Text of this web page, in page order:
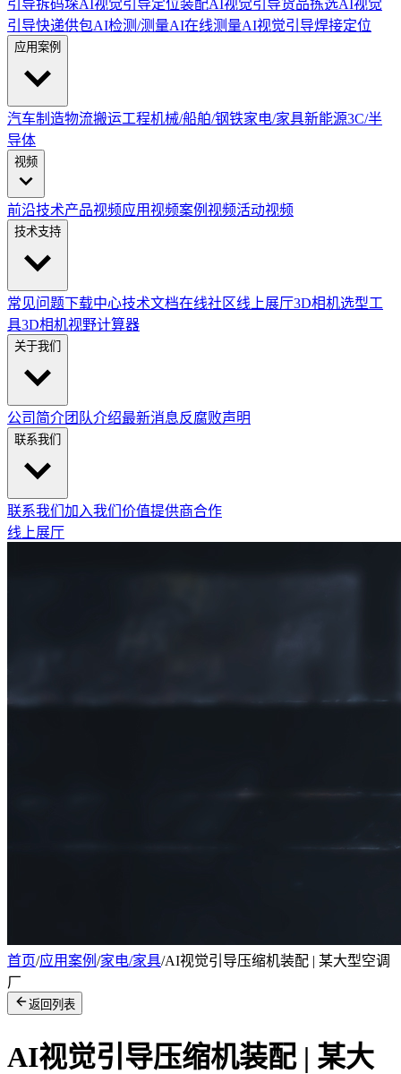
引导拆码垛AI视觉引导定位装配AI视觉引导货品拣选AI视觉
引导快递供包AI检测/测量AI在线测量AI视觉引导焊接定位
应用案例
汽车制造物流搬运工程机械/船舶/钢铁家电/家具新能源3C/半
导体
视频
前沿技术产品视频应用视频案例视频活动视频
技术支持
常见问题下载中心技术文档在线社区线上展厅3D相机选型工
具3D相机视野计算器
关于我们
公司简介团队介绍最新消息反腐败声明
联系我们
联系我们 加入我们 价值提供商合作
线上展厅
首页/应用案例 /家电/家具/AI视觉引导压缩机装配 | 某大型空调
厂
返回列表
AI视觉引导压缩机装配 | 某大